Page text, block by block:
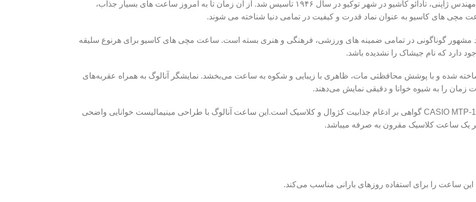
برند معروف ژاپنی است که توسط مهندس ژاپنی، تادائو کاشیو در شهر توکیو در سال ۱۹۴۶ تاسیس شد. از آن زمان تا به امروز ساعت های بسیار جذاب،
مچی های کاسیو به عنوان نماد قدرت و کیفیت در تمامی دنیا شناخته می شوند.
مشهور گوناگونی در تمامی ضمینه های ورزشی، فرهنگی و هنری بسته است. ساعت مچی های کاسیو برای هرنوع سلیقه
دارد که نام جیشاک را نشدیده باشد.
شده و با پوشش محافظتی مات، ظاهری با زیبایی و شکوه به ساعت می‌بخشد. نمایشگر آنالوگ به همراه عقربه‌های
زمان را به شیوه خوانا و دقیقی نمایش می‌دهند.
ساعت مچی مردانه کاسیو مدل CASIO MTP-1381L-7A گواهی بر ادغام جذابیت کژوال و کلاسیک است.این ساعت آنالوگ با طراحی مینیمالیست خوانایی واضحی
یک ساعت کلاسیک مقرون به صرفه میباشد.